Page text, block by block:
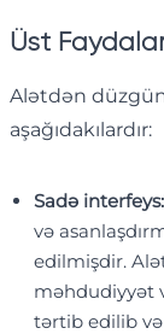
Üst
Alətdən
aşağıdakılardır:
Sadə interfeys:
və
edilmişdir.
məhdudiyyət
tərtib edilib